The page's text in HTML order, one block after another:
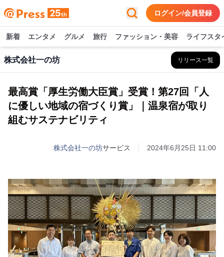
ログイン/会員登録
新着 エンタメ グルメ 旅行 ファッション・美容 ライフスタ
株式会社一の坊 リリース一覧
最高賞「厚生労働大臣賞」受賞！第27回「人
に優しい地域の宿づくり賞」｜温泉宿が取り
組むサステナビリティ
株式会社一の坊サービス 2024年6月25日 11:00